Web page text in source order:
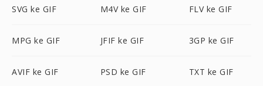
SVG ke GIF M4V ke GIF FLV ke GIF
MPG ke GIF JFIF ke GIF 3GP ke GIF
AVIF ke GIF PSD ke GIF TXT ke GIF